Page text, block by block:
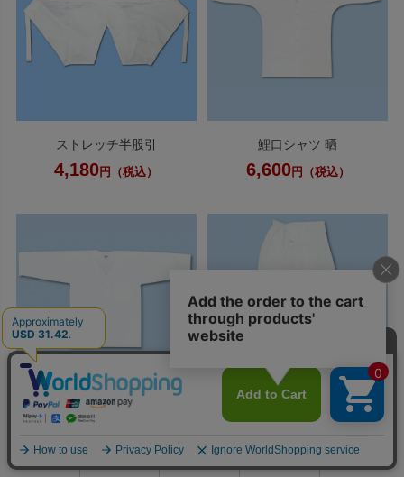
ストレッチ半股引
4,180 円（税込）
鯉口シャツ 晒
6,600円（税込）
ダボシャツ 晒
7,370 円（税込）
ダボゴムズボン 晒
7,810円（税込）
会員ページ 店舗案内